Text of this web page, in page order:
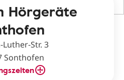
Hörgeräte
Str. 3
Sonthofen